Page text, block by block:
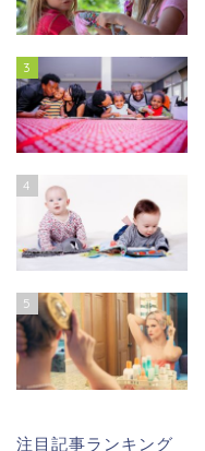
3
4
5
注目記事ランキング